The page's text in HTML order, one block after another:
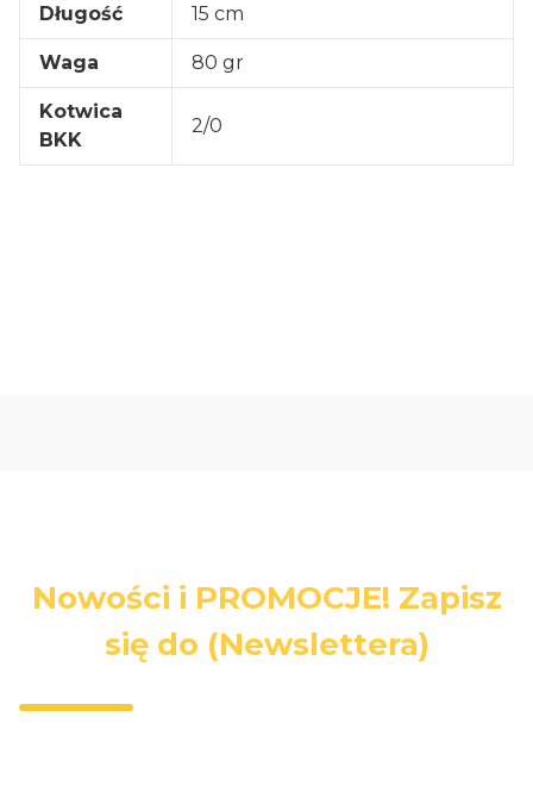
Długość 15 cm
Waga 80 gr
Kotwica
BKK
2/0
Nowości i PROMOCJE! Zapisz
się do (Newslettera)